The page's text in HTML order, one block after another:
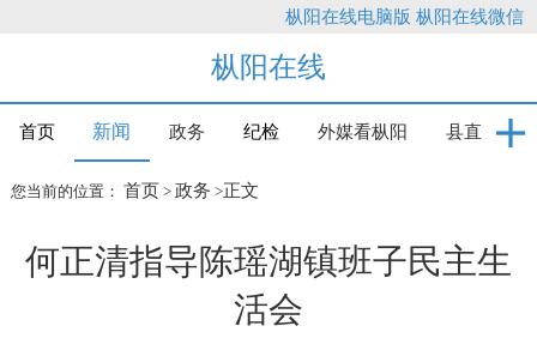
枞阳在线电脑版 枞阳在线微信
枞阳在线
首页 新闻 政务 纪检 外媒看枞阳 县直
您当前的位置： 首页 > 政务 >正文
何正清指导陈瑶湖镇班子民主生
活会